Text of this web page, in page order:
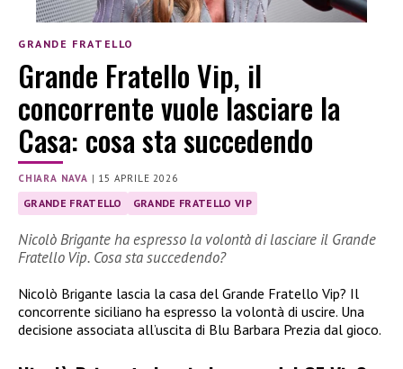
GRANDE FRATELLO
Grande Fratello Vip, il
concorrente vuole lasciare la
Casa: cosa sta succedendo
CHIARA NAVA | 15 APRILE 2026
GRANDE FRATELLO GRANDE FRATELLO VIP
Nicolò Brigante ha espresso la volontà di lasciare il Grande
Fratello Vip. Cosa sta succedendo?
Nicolò Brigante lascia la casa del Grande Fratello Vip? Il
concorrente siciliano ha espresso la volontà di uscire. Una
decisione associata all’uscita di Blu Barbara Prezia dal gioco.